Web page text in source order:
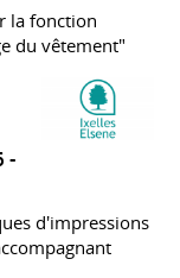
la fonction
du vêtement"
d'impressions